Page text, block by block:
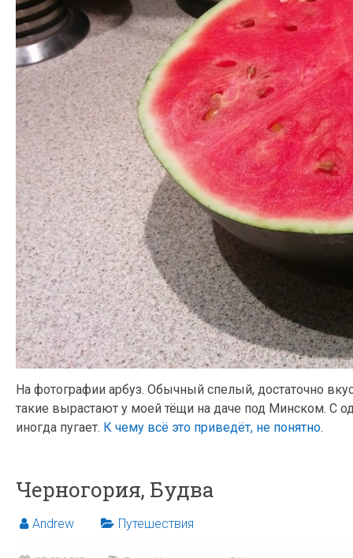
На фотографии арбуз. Обычный спелый, достаточно
такие вырастают у моей тёщи на даче под Минском. С
иногда пугает. К чему всё это приведёт, не понятно.
Черногория, Будва
Andrew Путешествия